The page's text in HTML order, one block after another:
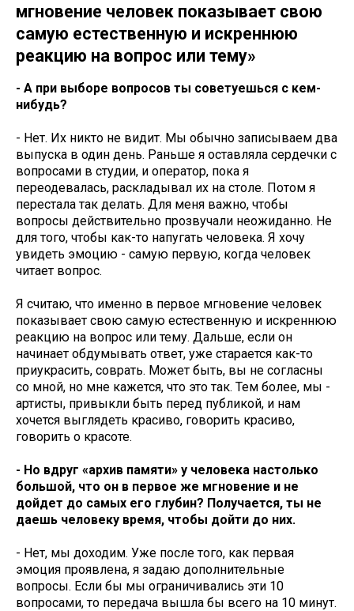
мгновение человек показывает свою
самую естественную и искреннюю
реакцию на вопрос или тему»
- А при выборе вопросов ты советуешься с кем-
нибудь?
- Нет. Их никто не видит. Мы обычно записываем два
выпуска в один день. Раньше я оставляла сердечки с
вопросами в студии, и оператор, пока я
переодевалась, раскладывал их на столе. Потом я
перестала так делать. Для меня важно, чтобы
вопросы действительно прозвучали неожиданно. Не
для того, чтобы как-то напугать человека. Я хочу
увидеть эмоцию - самую первую, когда человек
читает вопрос.
Я считаю, что именно в первое мгновение человек
показывает свою самую естественную и искреннюю
реакцию на вопрос или тему. Дальше, если он
начинает обдумывать ответ, уже старается как-то
приукрасить, соврать. Может быть, вы не согласны
со мной, но мне кажется, что это так. Тем более, мы -
артисты, привыкли быть перед публикой, и нам
хочется выглядеть красиво, говорить красиво,
говорить о красоте.
- Но вдруг «архив памяти» у человека настолько
большой, что он в первое же мгновение и не
дойдет до самых его глубин? Получается, ты не
даешь человеку время, чтобы дойти до них.
- Нет, мы доходим. Уже после того, как первая
эмоция проявлена, я задаю дополнительные
вопросы. Если бы мы ограничивались эти 10
вопросами, то передача вышла бы всего на 10 минут.